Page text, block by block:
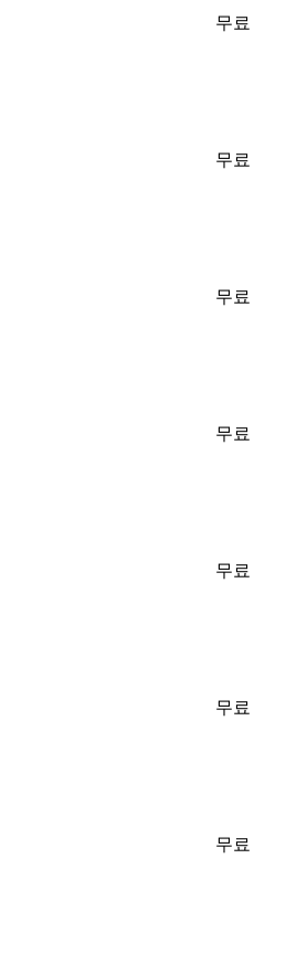
무료
무료
무료
무료
무료
무료
무료